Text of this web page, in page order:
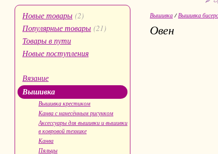
Новые товары (2)
Популярные товары (21)
Товары в пути
Новые поступления
Вязание
Вышивка
Вышивка крестиком
Канва с нанесённым рисунком
Аксессуары для вышивки и вышивки
в ковровой технике
Канва
Пяльцы
Вышивка /Вышивка
Овен